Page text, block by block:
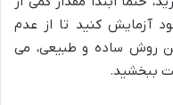
آزمایش کنید تا از عدم
روش ساده و طبیعی، می
ببخشید.